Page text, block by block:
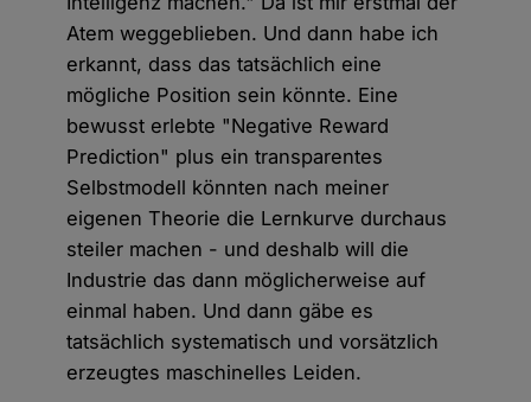
Atem weggeblieben. Und dann habe ich
erkannt, dass das tatsächlich eine
mögliche Position sein könnte. Eine
bewusst erlebte "Negative Reward
Prediction" plus ein transparentes
Selbstmodell könnten nach meiner
eigenen Theorie die Lernkurve durchaus
steiler machen - und deshalb will die
Industrie das dann möglicherweise auf
einmal haben. Und dann gäbe es
tatsächlich systematisch und vorsätzlich
erzeugtes maschinelles Leiden.